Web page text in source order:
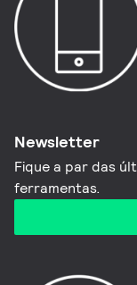
Newsletter
Fique a par das
ferramentas.​